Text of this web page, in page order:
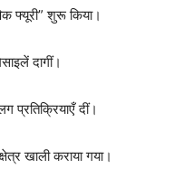
फ्यूरी” शुरू किया।
दागीं।
दीं।
खाली कराया गया।